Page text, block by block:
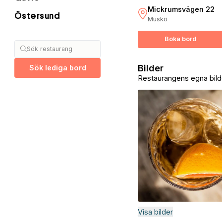
Östersund
Sök restaurang
Sök lediga bord
Mickrumsvägen 22
Muskö
Boka bord
Restaurangens egna
Bilder
Visa bilder